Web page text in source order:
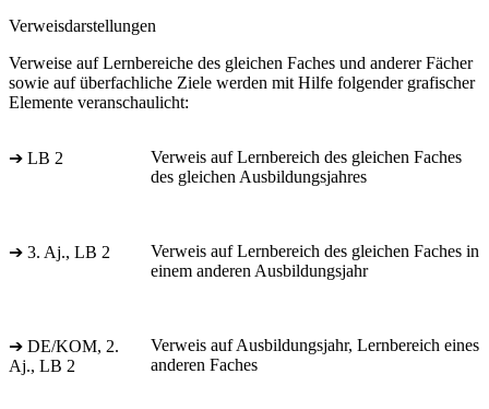
Verweisdarstellungen
Verweise auf Lernbereiche des gleichen Faches und anderer Fächer
sowie auf überfachliche Ziele werden mit Hilfe folgender grafischer
Elemente veranschaulicht:
➔ LB 2
Verweis auf Lernbereich des gleichen Faches
des gleichen Ausbildungsjahres
➔ 3. Aj., LB 2
Verweis auf Lernbereich des gleichen Faches in
einem anderen Ausbildungsjahr
➔ DE/KOM, 2.
Aj., LB 2
Verweis auf Ausbildungsjahr, Lernbereich eines
anderen Faches